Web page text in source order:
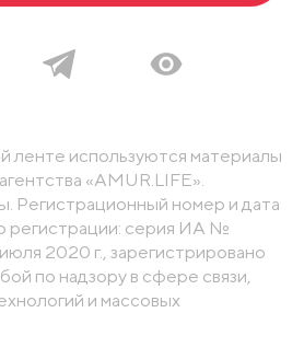
ленте используются материалы
«AMUR.LIFE».
Регистрационный номер и дата
регистрации: серия ИА №
2020 г., зарегистрировано
по надзору в сфере связи,
и массовых